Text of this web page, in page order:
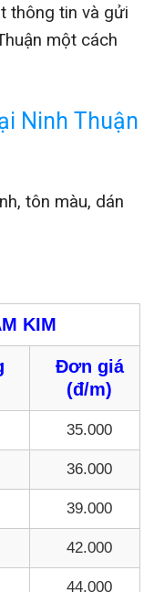
thông tin và gửi
một cách
Ninh Thuận
tôn màu, dán
KIM
Đơn giá
(đ/m)
35.000
36.000
39.000
42.000
44.000